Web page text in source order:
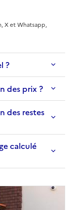
X et Whatsapp,
?
des prix ?
des restes
calculé